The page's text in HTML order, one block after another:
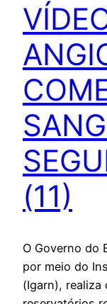
(11)
O Governo do
por meio do
(Igarn),